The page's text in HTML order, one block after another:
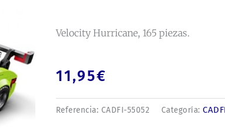
Velocity Hurricane, 165 piezas.
11,95€
Referencia: CADFI-55052 Categoría:CADFI